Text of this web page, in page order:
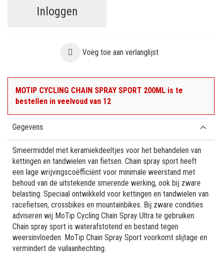
Inloggen
Voeg toe aan verlanglijst
MOTIP CYCLING CHAIN SPRAY SPORT 200ML is te
bestellen in veelvoud van 12
Gegevens
Smeermiddel met keramiekdeeltjes voor het behandelen van
kettingen en tandwielen van fietsen. Chain spray sport heeft
een lage wrijvingscoëfficiënt voor minimale weerstand met
behoud van de uitstekende smerende werking, ook bij zware
belasting. Speciaal ontwikkeld voor kettingen en tandwielen van
racefietsen, crossbikes en mountainbikes. Bij zware condities
adviseren wij MoTip Cycling Chain Spray Ultra te gebruiken.
Chain spray sport is waterafstotend en bestand tegen
weersinvloeden. MoTip Chain Spray Sport voorkomt slijtage en
vermindert de vuilaanhechting.